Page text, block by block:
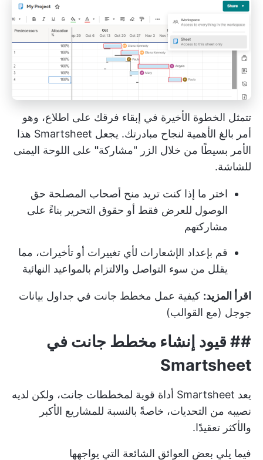
تتمثل الخطوة الأخيرة في إبقاء فرقك على اطلاع، وهو
أمر بالغ الأهمية لنجاح مبادرتك. يجعل Smartsheet هذا
الأمر بسيطًا من خلال الزر "مشاركة" على اللوحة اليمنى
للشاشة.
اختر ما إذا كنت تريد منح أصحاب المصلحة حق
الوصول للعرض فقط أو حقوق التحرير بناءً على
مشاركتهم
قم بإعداد الإشعارات لأي تغييرات أو تأخيرات، مما
يقلل من سوء التواصل والالتزام بالمواعيد النهائية
اقرأ المزيد: كيفية عمل مخطط جانت في جداول بيانات
جوجل (مع القوالب)
## قيود إنشاء مخطط جانت في
Smartsheet
يعد Smartsheet أداة قوية لمخططات جانت، ولكن لديه
نصيبه من التحديات، خاصةً بالنسبة للمشاريع الأكبر
والأكثر تعقيدًا.
فيما يلي بعض العوائق الشائعة التي يواجهها